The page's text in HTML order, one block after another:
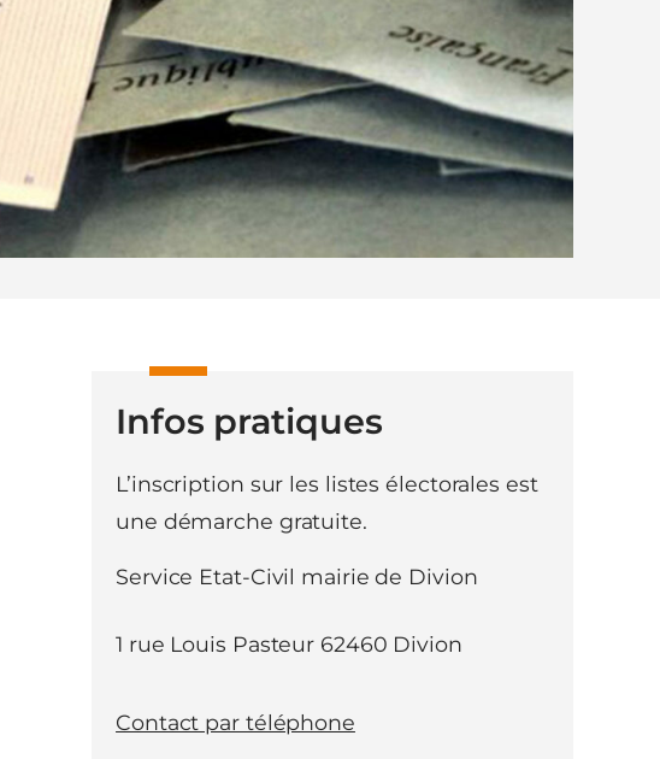
Infos pratiques
L’inscription sur les listes électorales est
une démarche gratuite.
Service Etat-Civil mairie de Divion
1 rue Louis Pasteur 62460 Divion
Contact par téléphone